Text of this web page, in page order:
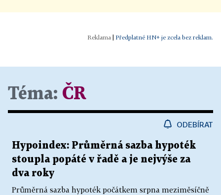
| Předplatné HN+ je zcela bez reklam.
Téma: ČR
ODEBÍRAT
Hypoindex: Průměrná sazba hypoték
stoupla popáté v řadě a je nejvýše za
dva roky
Průměrná sazba hypoték počátkem srpna meziměsíčně